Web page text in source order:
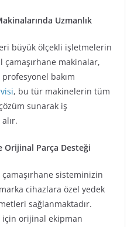
Uzmanlık
büyük ölçekli işletmelerin
makinalar,
bakım
, bu tür makinelerin tüm
sunarak iş
Orijinal Parça Desteği
sisteminizin
cihazlara özel yedek
sağlanmaktadır.
için orijinal ekipman